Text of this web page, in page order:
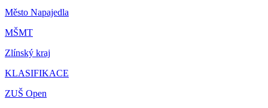
Město Napajedla
MŠMT
Zlínský kraj
KLASIFIKACE
ZUŠ Open